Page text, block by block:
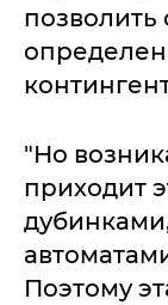
позволить
"Но
приходит
Поэтому